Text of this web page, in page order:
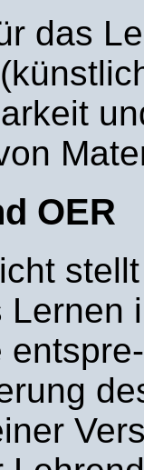
das
OER
stellt
Lernen